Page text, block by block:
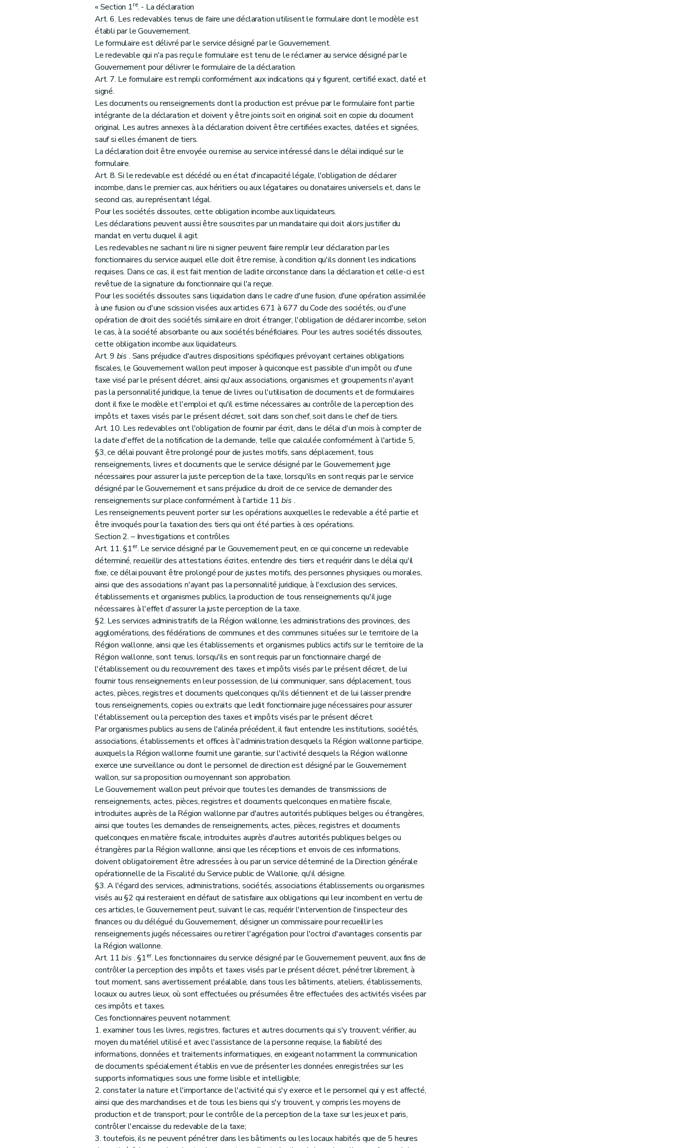
Dispositions relatives à la modification du Code des impôts sur les revenus (CIR 92) Précompte immobilier
Dispositions relatives à la modification du Code des droits d'enregistrement, d'hypothèque et de greffe
Section 1
Dispositions relatives au Chapitre IV - Section I
Art. 27
Art. 28
Section 2 Dispositions relatives au Chapitre IV - Fixations des droits Section XX - Actes exemptés du droit proportionnel et assujettis au droit fixe général
Art. 29
Art. 30
Section 3 Dispositions relatives au Chapitre IV - Section XII - Donations Sous-section 1 - Dispositions générales
Art. 31
Section 4 Dispositions relatives au Chapitre IV - Section IreTransmissions à titre onéreux de biens immeubles - §1
Art. 32
Art. 33
Section 5 Dispositions relatives au Chapitre IV - Section XII - Donations Sous-section 1
- Dispositions générales
Art. 34
Art. 35
Dispositions en matière de droits de succession - Chapitre III Évaluation de l'actif imposable - Section II - Règles particulières
Dispositions relatives à la modification du décret du 19 novembre 1998 instaurant une taxe sur les automates en Région wallonne
Dispositions relatives à la modification du Code des taxes assimilées aux impôts sur les revenus en matière d'éco-malus
Entrée en vigueur
« Section 1re. - La déclaration
Art. 6. Les redevables tenus de faire une déclaration utilisent le formulaire dont le modèle est
établi par le Gouvernement.
Le formulaire est délivré par le service désigné par le Gouvernement.
Le redevable qui n'a pas reçu le formulaire est tenu de le réclamer au service désigné par le
Gouvernement pour délivrer le formulaire de la déclaration.
Art. 7. Le formulaire est rempli conformément aux indications qui y figurent, certifié exact, daté et
signé.
Les documents ou renseignements dont la production est prévue par le formulaire font partie
intégrante de la déclaration et doivent y être joints soit en original soit en copie du document
original. Les autres annexes à la déclaration doivent être certifiées exactes, datées et signées,
sauf si elles émanent de tiers.
La déclaration doit être envoyée ou remise au service intéressé dans le délai indiqué sur le
formulaire.
Art. 8. Si le redevable est décédé ou en état d'incapacité légale, l'obligation de déclarer
incombe, dans le premier cas, aux héritiers ou aux légataires ou donataires universels et, dans le
second cas, au représentant légal.
Pour les sociétés dissoutes, cette obligation incombe aux liquidateurs.
Les déclarations peuvent aussi être souscrites par un mandataire qui doit alors justifier du
mandat en vertu duquel il agit.
Les redevables ne sachant ni lire ni signer peuvent faire remplir leur déclaration par les
fonctionnaires du service auquel elle doit être remise, à condition qu'ils donnent les indications
requises. Dans ce cas, il est fait mention de ladite circonstance dans la déclaration et celle-ci est
revêtue de la signature du fonctionnaire qui l'a reçue.
Pour les sociétés dissoutes sans liquidation dans le cadre d'une fusion, d'une opération assimilée
à une fusion ou d'une scission visées aux articles 671 à 677 du Code des sociétés, ou d'une
opération de droit des sociétés similaire en droit étranger, l'obligation de déclarer incombe, selon
le cas, à la société absorbante ou aux sociétés bénéficiaires. Pour les autres sociétés dissoutes,
cette obligation incombe aux liquidateurs.
Art. 9 bis . Sans préjudice d'autres dispositions spécifiques prévoyant certaines obligations
fiscales, le Gouvernement wallon peut imposer à quiconque est passible d'un impôt ou d'une
taxe visé par le présent décret, ainsi qu'aux associations, organismes et groupements n'ayant
pas la personnalité juridique, la tenue de livres ou l'utilisation de documents et de formulaires
dont il fixe le modèle et l'emploi et qu'il estime nécessaires au contrôle de la perception des
impôts et taxes visés par le présent décret, soit dans son chef, soit dans le chef de tiers.
Art. 10. Les redevables ont l'obligation de fournir par écrit, dans le délai d'un mois à compter de
la date d'effet de la notification de la demande, telle que calculée conformément à l'article 5,
§3, ce délai pouvant être prolongé pour de justes motifs, sans déplacement, tous
renseignements, livres et documents que le service désigné par le Gouvernement juge
nécessaires pour assurer la juste perception de la taxe, lorsqu'ils en sont requis par le service
désigné par le Gouvernement et sans préjudice du droit de ce service de demander des
renseignements sur place conformément à l'article 11bis .
Les renseignements peuvent porter sur les opérations auxquelles le redevable a été partie et
être invoqués pour la taxation des tiers qui ont été parties à ces opérations.
Section 2. – Investigations et contrôles
Art. 11. §1er. Le service désigné par le Gouvernement peut, en ce qui concerne un redevable
déterminé, recueillir des attestations écrites, entendre des tiers et requérir dans le délai qu'il
fixe, ce délai pouvant être prolongé pour de justes motifs, des personnes physiques ou morales,
ainsi que des associations n'ayant pas la personnalité juridique, à l'exclusion des services,
établissements et organismes publics, la production de tous renseignements qu'il juge
nécessaires à l'effet d'assurer la juste perception de la taxe.
§2. Les services administratifs de la Région wallonne, les administrations des provinces, des
agglomérations, des fédérations de communes et des communes situées sur le territoire de la
Région wallonne, ainsi que les établissements et organismes publics actifs sur le territoire de la
Région wallonne, sont tenus, lorsqu'ils en sont requis par un fonctionnaire chargé de
l'établissement ou du recouvrement des taxes et impôts visés par le présent décret, de lui
fournir tous renseignements en leur possession, de lui communiquer, sans déplacement, tous
actes, pièces, registres et documents quelconques qu'ils détiennent et de lui laisser prendre
tous renseignements, copies ou extraits que ledit fonctionnaire juge nécessaires pour assurer
l'établissement ou la perception des taxes et impôts visés par le présent décret.
Par organismes publics au sens de l'alinéa précédent, il faut entendre les institutions, sociétés,
associations, établissements et offices à l'administration desquels la Région wallonne participe,
auxquels la Région wallonne fournit une garantie, sur l'activité desquels la Région wallonne
exerce une surveillance ou dont le personnel de direction est désigné par le Gouvernement
wallon, sur sa proposition ou moyennant son approbation.
Le Gouvernement wallon peut prévoir que toutes les demandes de transmissions de
renseignements, actes, pièces, registres et documents quelconques en matière fiscale,
introduites auprès de la Région wallonne par d'autres autorités publiques belges ou étrangères,
ainsi que toutes les demandes de renseignements, actes, pièces, registres et documents
quelconques en matière fiscale, introduites auprès d'autres autorités publiques belges ou
étrangères par la Région wallonne, ainsi que les réceptions et envois de ces informations,
doivent obligatoirement être adressées à ou par un service déterminé de la Direction générale
opérationnelle de la Fiscalité du Service public de Wallonie, qu'il désigne.
§3. A l'égard des services, administrations, sociétés, associations établissements ou organismes
visés au §2 qui resteraient en défaut de satisfaire aux obligations qui leur incombent en vertu de
ces articles, le Gouvernement peut, suivant le cas, requérir l'intervention de l'inspecteur des
finances ou du délégué du Gouvernement, désigner un commissaire pour recueillir les
renseignements jugés nécessaires ou retirer l'agrégation pour l'octroi d'avantages consentis par
la Région wallonne.
Art. 11bis . §1er. Les fonctionnaires du service désigné par le Gouvernement peuvent, aux fins de
contrôler la perception des impôts et taxes visés par le présent décret, pénétrer librement, à
tout moment, sans avertissement préalable, dans tous les bâtiments, ateliers, établissements,
locaux ou autres lieux, où sont effectuées ou présumées être effectuées des activités visées par
ces impôts et taxes.
Ces fonctionnaires peuvent notamment:
1. examiner tous les livres, registres, factures et autres documents qui s'y trouvent; vérifier, au
moyen du matériel utilisé et avec l'assistance de la personne requise, la fiabilité des
informations, données et traitements informatiques, en exigeant notamment la communication
de documents spécialement établis en vue de présenter les données enregistrées sur les
supports informatiques sous une forme lisible et intelligible;
2. constater la nature et l'importance de l'activité qui s'y exerce et le personnel qui y est affecté,
ainsi que des marchandises et de tous les biens qui s'y trouvent, y compris les moyens de
production et de transport; pour le contrôle de la perception de la taxe sur les jeux et paris,
contrôler l'encaisse du redevable de la taxe;
3. toutefois, ils ne peuvent pénétrer dans les bâtiments ou les locaux habités que de 5 heures